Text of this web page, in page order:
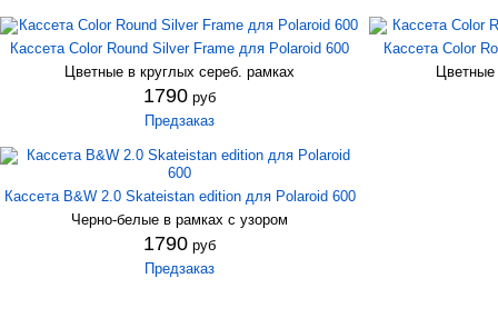
Кассета Color Round Silver Frame для Polaroid 600
Цветные в круглых сереб. рамках
1790 руб
Предзаказ
Кассета Color
Цветные
Кассета B&W 2.0 Skateistan edition для Polaroid 600
Черно-белые в рамках с узором
1790 руб
Предзаказ